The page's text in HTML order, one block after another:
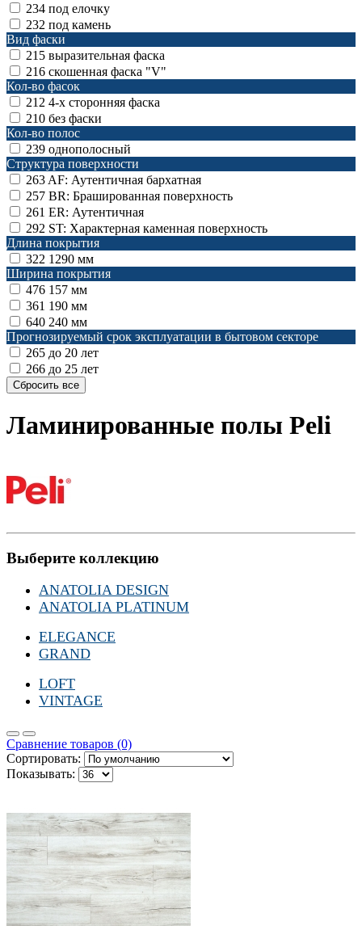
234 под елочку
232 под камень
Вид фаски
215 выразительная фаска
216 скошенная фаска "V"
Кол-во фасок
212 4-х сторонняя фаска
210 без фаски
Кол-во полос
239 однополосный
Структура поверхности
263 AF: Аутентичная бархатная
257 BR: Брашированная поверхность
261 ER: Аутентичная
292 ST: Характерная каменная поверхность
Длина покрытия
322 1290 мм
Ширина покрытия
476 157 мм
361 190 мм
640 240 мм
Прогнозируемый срок эксплуатации в бытовом секторе
265 до 20 лет
266 до 25 лет
Ламинированные полы Peli
Выберите коллекцию
ANATOLIA DESIGN
ANATOLIA PLATINUM
ELEGANCE
GRAND
LOFT
VINTAGE
Сравнение товаров (0)
Сортировать:
Показывать: